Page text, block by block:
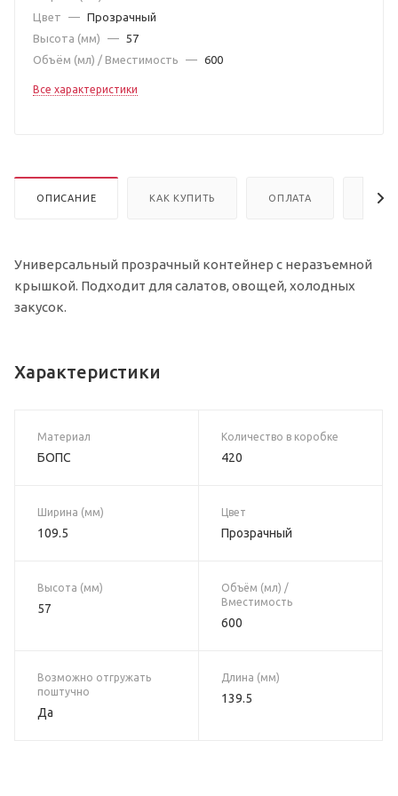
Цвет
— Прозрачный
Высота (мм)
— 57
Объём (мл) / Вместимость
— 600
Все характеристики
ОПИСАНИЕ КАК КУПИТЬ ОПЛАТА
Универсальный прозрачный контейнер с неразъемной
крышкой. Подходит для салатов, овощей, холодных
закусок.
Характеристики
Материал
БОПС
Количество в коробке
420
Ширина (мм)
109.5
Цвет
Прозрачный
Высота (мм)
57
Объём (мл) /
Вместимость
600
Возможно отгружать
поштучно
Да
Длина (мм)
139.5